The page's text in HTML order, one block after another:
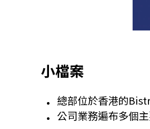
小檔案
總部位於香港的
公司業務遍布多個